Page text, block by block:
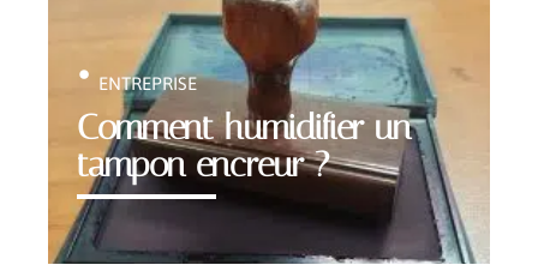
Comment humidifier un
tampon encreur ?
ENTREPRISE